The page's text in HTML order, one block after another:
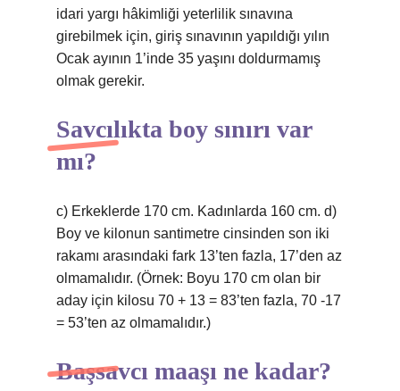
idari yargı hâkimliği yeterlilik sınavına
girebilmek için, giriş sınavının yapıldığı yılın
Ocak ayının 1’inde 35 yaşını doldurmamış
olmak gerekir.
Savcılıkta boy sınırı var
mı?
c) Erkeklerde 170 cm. Kadınlarda 160 cm. d)
Boy ve kilonun santimetre cinsinden son iki
rakamı arasındaki fark 13’ten fazla, 17’den az
olmamalıdır. (Örnek: Boyu 170 cm olan bir
aday için kilosu 70 + 13 = 83’ten fazla, 70 -17
= 53’ten az olmamalıdır.)
Başsavcı maaşı ne kadar?